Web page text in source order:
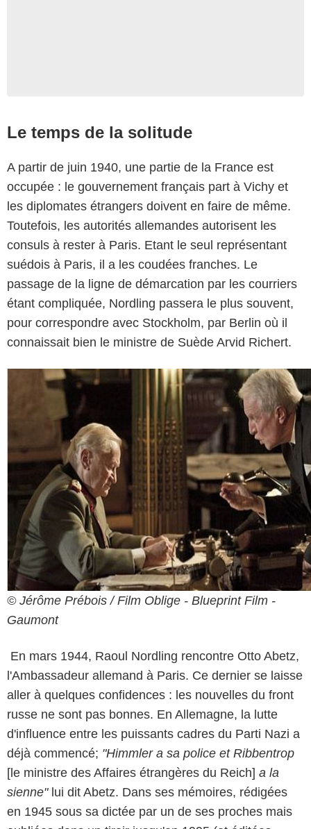
Le temps de la solitude
A partir de juin 1940, une partie de la France est
occupée : le gouvernement français part à Vichy et
les diplomates étrangers doivent en faire de même.
Toutefois, les autorités allemandes autorisent les
consuls à rester à Paris. Etant le seul représentant
suédois à Paris, il a les coudées franches. Le
passage de la ligne de démarcation par les courriers
étant compliquée, Nordling passera le plus souvent,
pour correspondre avec Stockholm, par Berlin où il
connaissait bien le ministre de Suède Arvid Richert.
© Jérôme Prébois / Film Oblige - Blueprint Film -
Gaumont
En mars 1944, Raoul Nordling rencontre Otto Abetz,
l'Ambassadeur allemand à Paris. Ce dernier se laisse
aller à quelques confidences : les nouvelles du front
russe ne sont pas bonnes. En Allemagne, la lutte
d'influence entre les puissants cadres du Parti Nazi a
déjà commencé; "Himmler a sa police et Ribbentrop
[le ministre des Affaires étrangères du Reich] a la
sienne"lui dit Abetz. Dans ses mémoires, rédigées
en 1945 sous sa dictée par un de ses proches mais